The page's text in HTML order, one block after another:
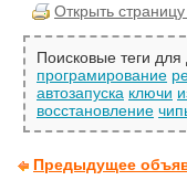
Открыть
Поисковые теги
програмирование
автозапуска ключи
восстановление
Предыдущее